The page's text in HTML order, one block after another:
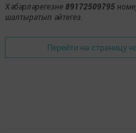
Хәбәрләрегезне 89172509795
шалтыратып әйтегез.
Перейти на страницу